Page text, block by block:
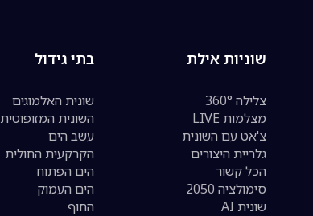
שוניות אילת
צלילה 360°
מצלמות LIVE
צ'אט עם השונית
גלריית היצורים
הכל קשור
סימולציה 2050
שונית AI
בתי גידול
שונית האלמוגים
השונית המזופוטית
עשב הים
הקרקעית החולית
הים הפתוח
הים העמוק
החוף